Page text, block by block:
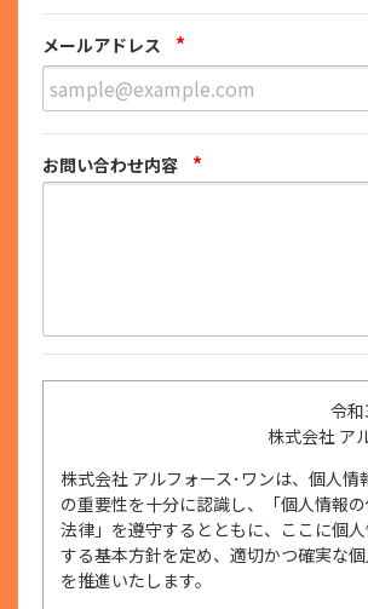
メールアドレス *
お問い合わせ内容 *
令
株式会社 ア
株式会社 アルフォース･ワンは、個人情
の重要性を十分に認識し、「個人情報
法律」を遵守するとともに、ここに個
する基本方針を定め、適切かつ確実な
を推進いたします。